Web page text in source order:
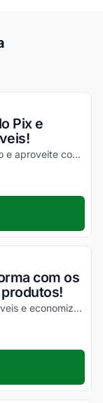
Pix e
Confira todos os detalhes dessa promoção e aproveite com as melhores vantagens!
com os
Desfrute de vantagens simplesmente incríveis e economize com facilidade agora mesmo!